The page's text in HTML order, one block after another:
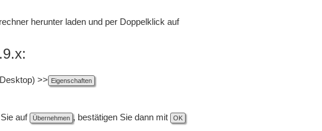
herunter laden und per Doppelklick auf
>> Eigenschaften
auf Übernehmen , bestätigen Sie dann mit OK